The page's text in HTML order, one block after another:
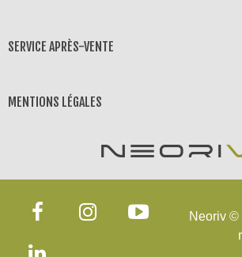
SERVICE APRÈS-VENTE
MENTIONS LÉGALES
Neoriv ©